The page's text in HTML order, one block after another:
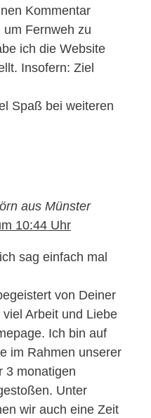
Kommentar
Fernweh zu
ich die Website
Insofern: Ziel
Spaß bei weiteren
aus Münster
10:44 Uhr
sag einfach mal
von Deiner
Arbeit und Liebe
Ich bin auf
im Rahmen unserer
3 monatigen
Unter
wir auch eine Zeit